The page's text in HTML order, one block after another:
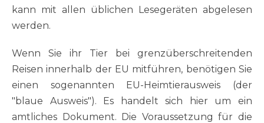
kann mit allen üblichen Lesegeräten abgelesen
werden.
Wenn Sie ihr Tier bei grenzüberschreitenden
Reisen innerhalb der EU mitführen, benötigen Sie
einen sogenannten EU-Heimtierausweis (der
"blaue Ausweis"). Es handelt sich hier um ein
amtliches Dokument. Die Voraussetzung für die